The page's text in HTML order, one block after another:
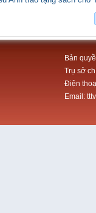
Bản
Trụ sở
Điện
Email: